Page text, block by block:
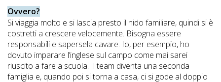
Ovvero?
Si viaggia molto e si lascia presto il nido familiare, quindi si è
costretti a crescere velocemente. Bisogna essere
responsabili e sapersela cavare. Io, per esempio, ho
dovuto imparare l’inglese sul campo come mai sarei
riuscito a fare a scuola. Il team diventa una seconda
famiglia e, quando poi si torna a casa, ci si gode al doppio